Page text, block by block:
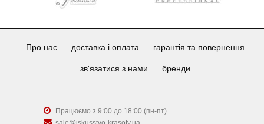
Про нас доставка і оплата гарантія та повернення
зв'язатися з нами бренди
Працюємо з 9:00 до 18:00 (пн-пт)